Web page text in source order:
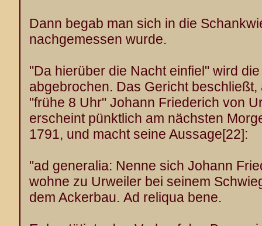
Dann begab man sich in die
nachgemessen wurde.
"Da hierüber die Nacht einfiel" wird
abgebrochen. Das Gericht
"frühe 8 Uhr" Johann Friederich von
erscheint pünktlich am nächsten
1791, und macht seine Aussage[22]:
"ad generalia: Nenne sich Johann
wohne zu Urweiler bei seinem
dem Ackerbau. Ad reliqua bene.